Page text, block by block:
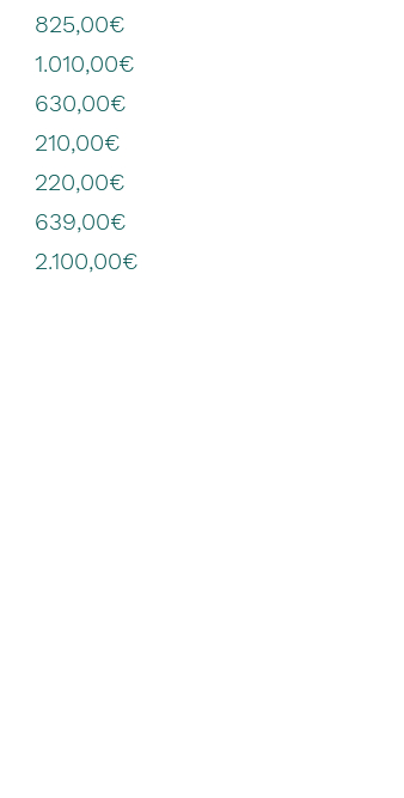
825,00€
1.010,00€
630,00€
210,00€
220,00€
639,00€
2.100,00€